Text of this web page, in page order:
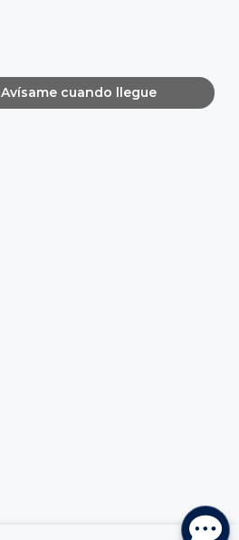
Avísame cuando llegue